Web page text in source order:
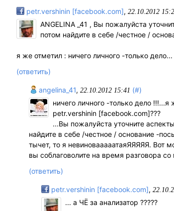
petr.vershinin [facebook.com], 22.10.2012
ANGELINA _41 , Вы пожалуйста
потом найдите в себе /честное /
я же отметил : ничего личного -только дело...
(ответить)
angelina_41,22.10.2012 15:41 (#)
ничего личного -только дело
petr.vershinin [facebook.com]???
...Вы пожалуйста уточните
найдите в себе /честное / основание -
тычет, то я невиновааааатаяЯЯЯЯЯ. Вот
вы соблаговолите на время разговора
(ответить)
petr.vershinin [facebook.com],
... а ЧЁ за анализатор ?????